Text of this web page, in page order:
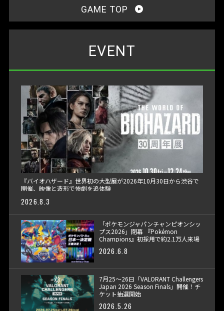
GAME TOP
EVENT
『バイオハザード』世界初の大型展が2026年10月30日から渋谷で
開催、映像と造形で惨劇を追体験
2026.8.3
「ポケモンジャパンチャンピオンシッ
プス2026」閉幕 『Pokémon
Champions』初採用で約2.1万人来場
2026.6.8
7月25〜26日「VALORANT Challengers
Japan 2026 Season Finals」開催！チ
ケット抽選開始
2026.5.26